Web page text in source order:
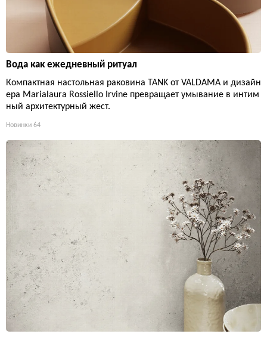
Вода как ежедневный ритуал
Компактная настольная раковина TANK от VALDAMA и дизайн
ера Marialaura Rossiello Irvine превращает умывание в интим
ный архитектурный жест.
Новинки 64